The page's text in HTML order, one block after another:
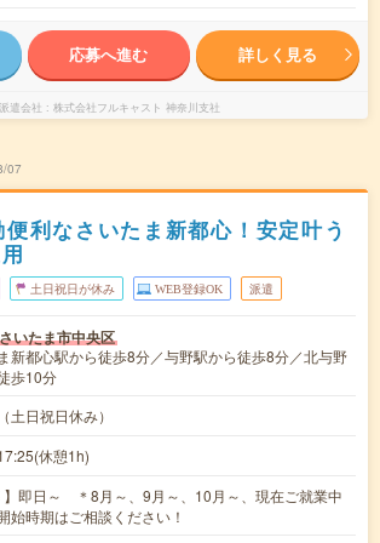
応募へ進む 詳しく見る
派遣会社 株式会社フルキャスト 神奈川支社
07
便利なさいたま新都心！安定叶う
土日祝日が休み WEB登録OK 派遣
さいたま市中央区
新都心駅から徒歩8分／与野駅から徒歩8分／北与野
歩10分
土日祝日休み）
休憩1h)
】即日～ ＊8月～、9月～、10月～、現在ご就業中
始時期はご相談ください！